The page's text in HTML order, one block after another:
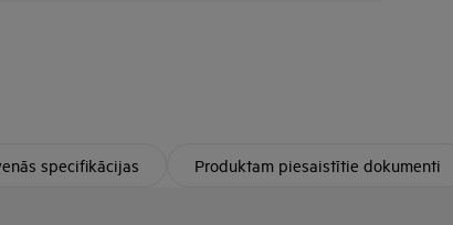
specifikācijas Produktam piesaistītie dokumenti